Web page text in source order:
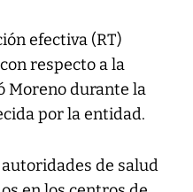
efectiva (RT)
respecto a la
Moreno durante la
por la entidad.
de salud